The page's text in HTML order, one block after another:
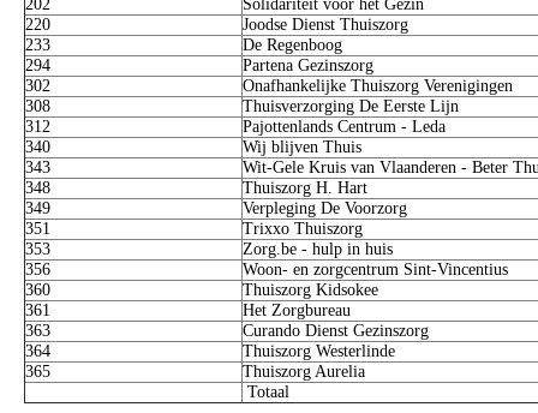
202
Solidariteit voor het Gezin
220
Joodse Dienst Thuiszorg
233
De Regenboog
294
Partena Gezinszorg
302
Onafhankelijke Thuiszorg Verenigingen
308
Thuisverzorging De Eerste Lijn
312
Pajottenlands Centrum - Leda
340
Wij blijven Thuis
343
Wit-Gele Kruis van Vlaanderen - Beter
348
Thuiszorg H. Hart
349
Verpleging De Voorzorg
351
Trixxo Thuiszorg
353
Zorg.be - hulp in huis
356
Woon- en zorgcentrum Sint-Vincentius
360
Thuiszorg Kidsokee
361
Het Zorgbureau
363
Curando Dienst Gezinszorg
364
Thuiszorg Westerlinde
365
Thuiszorg Aurelia
Totaal